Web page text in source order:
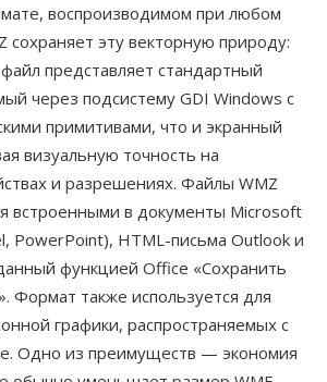
воспроизводимом при любом
сохраняет эту векторную природу:
представляет стандартный
через подсистему GDI Windows с
примитивами, что и экранный
визуальную точность на
и разрешениях. Файлы WMZ
встроенными в документы Microsoft
PowerPoint), HTML-письма Outlook и
функцией Office «Сохранить
Формат также используется для
графики, распространяемых с
Одно из преимуществ — экономия